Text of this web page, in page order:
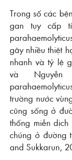
Trong số các
gan tụy cấp
gây nhiều thiệt
nhanh và tỷ lệ
và Nguyễn
trường nước
cũng sống ở
thống miễn
chúng ở đường
and Sukkarun,